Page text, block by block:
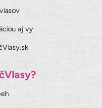
aj vy